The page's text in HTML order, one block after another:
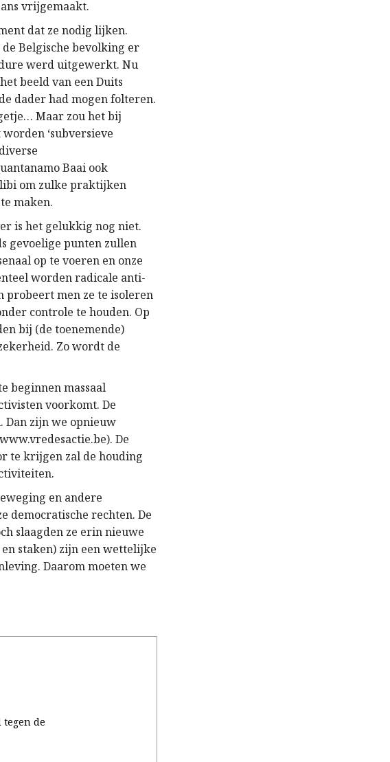
vrijgemaakt.
dat ze nodig lijken.
Belgische bevolking er
werd uitgewerkt. Nu
beeld van een Duits
dader had mogen folteren.
Maar zou het bij
‘subversieve
Baai ook
om zulke praktijken
maken.
is het gelukkig nog niet.
gevoelige punten zullen
op te voeren en onze
worden radicale anti-
probeert men ze te isoleren
controle te houden. Op
bij (de toenemende)
Zo wordt de
beginnen massaal
voorkomt. De
Dan zijn we opnieuw
De
te krijgen zal de houding
en andere
democratische rechten. De
slaagden ze erin nieuwe
staken) zijn een wettelijke
Daarom moeten we
de